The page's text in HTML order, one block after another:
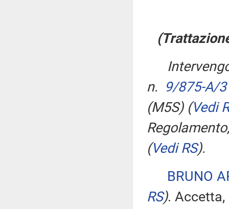
n. 9/875-A/3
(M5S) (Vedi
(Vedi RS).
BRUNO
RS).